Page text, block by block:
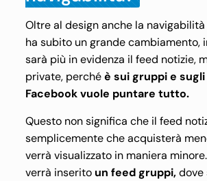
Oltre al design anche la
ha subito un grande cambiamento,
sarà più in evidenza il feed notizie,
private, perchéè sui gruppi e
Facebook vuole puntare tutto.
Questo non significa che il feed
semplicemente che acquisterà
verrà visualizzato in maniera
verrà inserito un feed gruppi,dove